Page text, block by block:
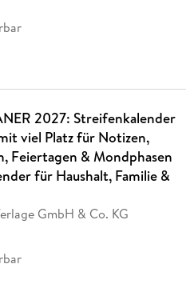
2027: Streifenkalender
viel Platz für Notizen,
Feiertagen & Mondphasen
für Haushalt, Familie &
GmbH & Co. KG